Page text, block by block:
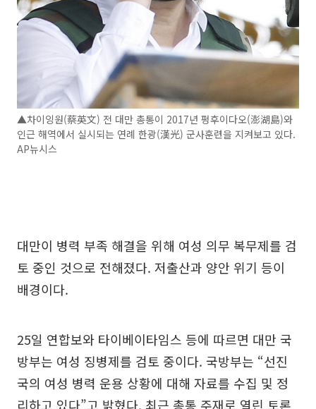
▲차이잉원(蔡英文) 전 대만 총통이 2017년 펑후이다오(澎湖島)와
인근 해역에서 실시되는 연례 한광(漢光) 군사훈련을 지켜보고 있다.
AP뉴시스
대만이 병력 부족 해결을 위해 여성 의무 복무제를 검
토 중인 것으로 전해졌다. 저출산과 양안 위기 등이
배경이다.
25일 연합보와 타이베이타임스 등에 따르면 대만 국
방부는 여성 징병제를 검토 중이다. 국방부는 “선진
국의 여성 병력 운용 상황에 대해 자료를 수집 및 정
리하고 있다”고 밝혔다. 최근 총통 주재로 열린 토론